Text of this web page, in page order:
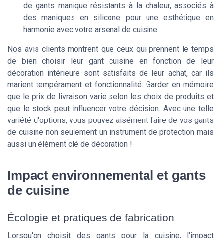
de gants manique résistants à la chaleur, associés à
des maniques en silicone pour une esthétique en
harmonie avec votre arsenal de cuisine.
Nos avis clients montrent que ceux qui prennent le temps
de bien choisir leur gant cuisine en fonction de leur
décoration intérieure sont satisfaits de leur achat, car ils
marient tempérament et fonctionnalité. Garder en mémoire
que le prix de livraison varie selon les choix de produits et
que le stock peut influencer votre décision. Avec une telle
variété d'options, vous pouvez aisément faire de vos gants
de cuisine non seulement un instrument de protection mais
aussi un élément clé de décoration !
Impact environnemental et gants
de cuisine
Écologie et pratiques de fabrication
Lorsqu'on choisit des gants pour la cuisine, l'impact